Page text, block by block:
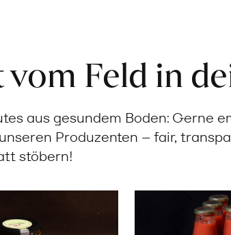
Feld in
aus gesundem Boden: Gerne
Produzenten – fair,
stöbern!